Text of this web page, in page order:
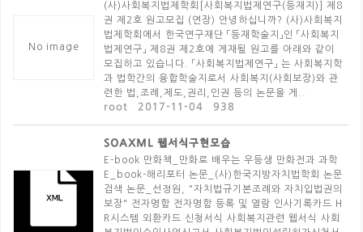
No image
(사)사회복지법제학회[사회복지법제연구(등재지)] 제8
권 제2호 원고모집 (연장) 안녕하십니까? (사)사회복지
법제학회에서 한국연구재단 「등재학술지」인 「사회복지
법제연구」 제8권 제2호에 게재될 원고를 아래와 같이
모집하고 있습니다. 「사회복지법제연구」 는 사회복지학
과 법학간의 융합학술지로서 사회복지(사회보장)와 관
련한 법,조례,제도,권리,인권 등의 논문을 게..
root 2017-11-04 938
SOAXML 웹서식구현모습
E-book 만화책_만화로 배우는 우등생 만화전과 과학
E_book-해리포터 논문_(사)한국지방자치법학회 논문
검색 논문_선정원, "자치법규기본조례와 자치입법권의
보장" 전자명함 전자명함 등록 및 열람 인사기록카드 H
R시스템 외환카드 신청서식 사회복지관련 웹서식 사회